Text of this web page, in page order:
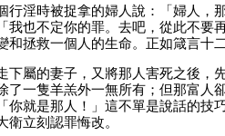
行淫時被捉拿的婦人說：「婦人，
我也不定你的罪。去吧，從此不
和拯救一個人的生命。正如箴言十
下屬的妻子，又將那人害死之後，
了一隻羊羔外一無所有；但那富人
你就是那人！」這不單是說話的
立刻認罪悔改。